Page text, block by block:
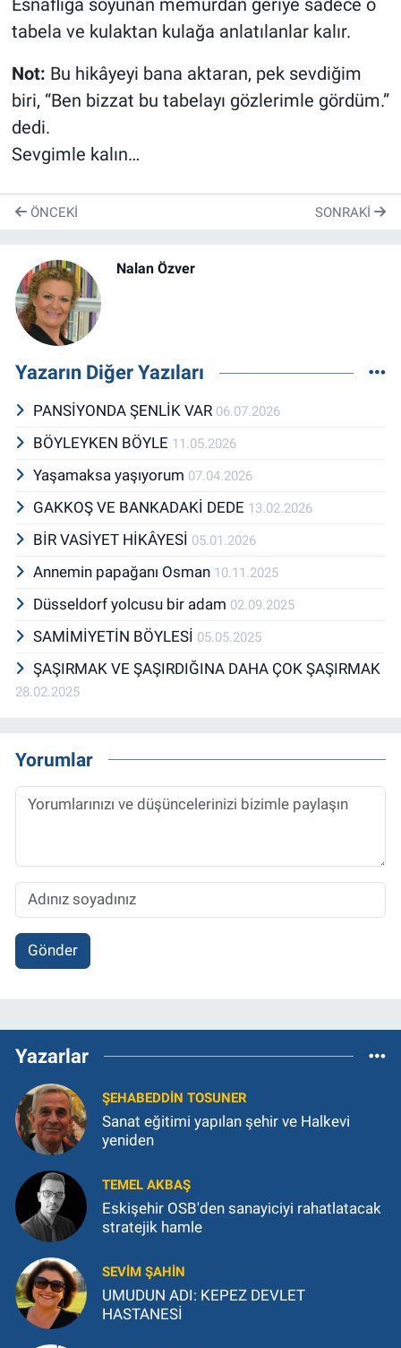
tabela ve kulaktan kulağa anlatılanlar kalır.
Not: Bu hikâyeyi bana aktaran, pek sevdiğim
biri, “Ben bizzat bu tabelayı gözlerimle gördüm.”
dedi.
Sevgimle kalın…
ÖNCEKI SONRAKI
Nalan Özver
Yazarın Diğer Yazıları
PANSİYONDA ŞENLİK VAR 06.07.2026
BÖYLEYKEN BÖYLE 11.05.2026
Yaşamaksa yaşıyorum 07.04.2026
GAKKOŞ VE BANKADAKİ DEDE 13.02.2026
BİR VASİYET HİKÂYESİ 05.01.2026
Annemin papağanı Osman 10.11.2025
Düsseldorf yolcusu bir adam 02.09.2025
SAMİMİYETİN BÖYLESİ 05.05.2025
ŞAŞIRMAK VE ŞAŞIRDIĞINA DAHA ÇOK ŞAŞIRMAK
28.02.2025
Yorumlar
Gönder
Yazarlar
ŞEHABEDDIN TOSUNER
Sanat eğitimi yapılan şehir ve Halkevi
yeniden
TEMEL AKBAŞ
Eskişehir OSB'den sanayiciyi rahatlatacak
stratejik hamle
SEVIM ŞAHIN
UMUDUN ADI: KEPEZ DEVLET
HASTANESİ